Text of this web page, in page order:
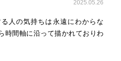
2025.05.26
人の気持ちは永遠にわからな
時間軸に沿って描かれておりわ